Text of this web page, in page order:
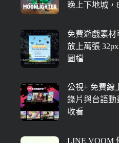
晚上下地城，
免費遊戲素材
放上萬張
圖檔
公視+ 免費線
錄片與台語動
收看
LINE VOOM